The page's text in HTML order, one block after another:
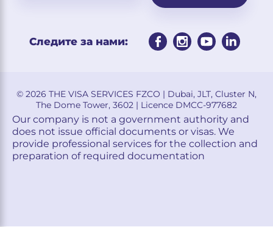
Следите за нами:
© 2026 THE VISA SERVICES FZCO | Dubai, JLT, Cluster N,
The Dome Tower, 3602 | Licence DMCC-977682
Our company is not a government authority and
does not issue official documents or visas. We
provide professional services for the collection and
preparation of required documentation